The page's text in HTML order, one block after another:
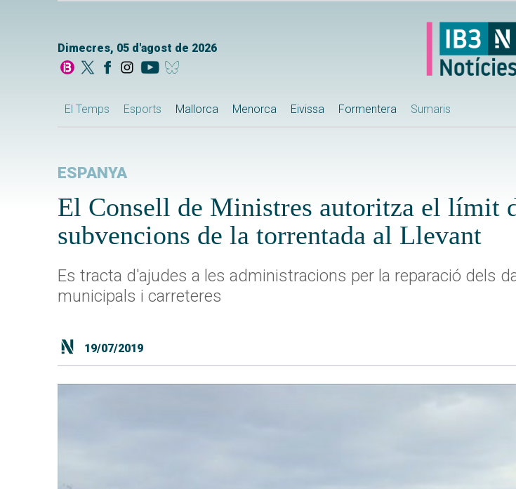
Dimecres, 05 d'agost de 2026
El Temps Esports Mallorca Menorca Eivissa Formentera Sumaris
ESPANYA
El Consell de Ministres autoritza el límit
subvencions de la torrentada al Llevant
Es tracta d'ajudes a les administracions per la reparació dels
municipals i carreteres
19/07/2019